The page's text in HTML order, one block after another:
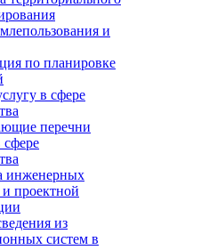
и
по планировке
в сфере
перечни
сфере
инженерных
проектной
из
систем в